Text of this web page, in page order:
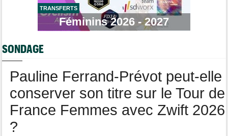
Route
Robert Gesink : "Le cyclisme moderne est beaucoup plus
propre..."
Joao Almeida a dû abandonner après une chute
TRANSFERTS
Féminins 2026 - 2027
SONDAGE
Pauline Ferrand-Prévot peut-elle
conserver son titre sur le Tour de
France Femmes avec Zwift 2026
?